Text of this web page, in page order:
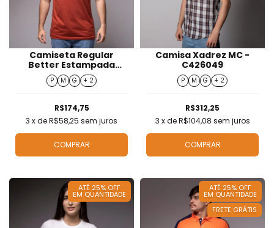
Camiseta Regular
Better Estampada
Masculino - T426025
P M G + 2
R$174,75
3 x deR$58,25 sem juros
COMPRAR
Camisa Xadrez MC -
C426049
P M G + 2
R$312,25
3 x deR$104,08 sem juros
COMPRAR
ATÉ 25% OFF
EM QUANTIDADE
ATÉ 25% OFF
EM QUANTIDADE
FRETE GRÁTIS